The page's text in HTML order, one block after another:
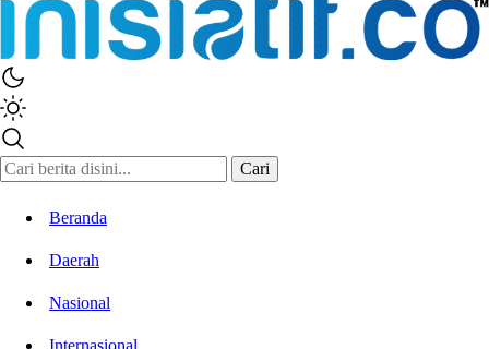
Cari
Beranda
Daerah
Nasional
Internasional